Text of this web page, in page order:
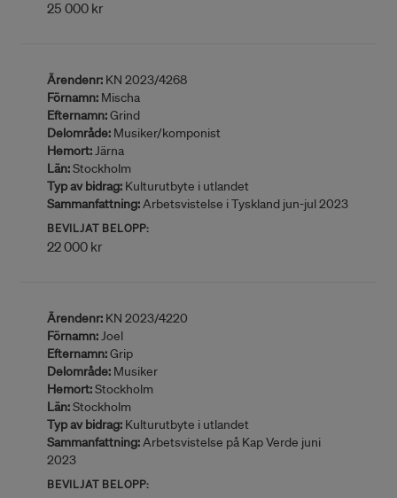
25 000 kr
Ärendenr: KN 2023/4268
Förnamn: Mischa
Efternamn:Grind
Delområde: Musiker/komponist
Hemort:Järna
Län:Stockholm
Typ av bidrag: Kulturutbyte i utlandet
Sammanfattning:Arbetsvistelse i Tyskland jun-jul 2023
BEVILJAT BELOPP:
22 000 kr
Ärendenr: KN 2023/4220
Förnamn:Joel
Efternamn:Grip
Delområde: Musiker
Hemort:Stockholm
Län:Stockholm
Typ av bidrag: Kulturutbyte i utlandet
Sammanfattning:Arbetsvistelse på Kap Verde juni
2023
BEVILJAT BELOPP: